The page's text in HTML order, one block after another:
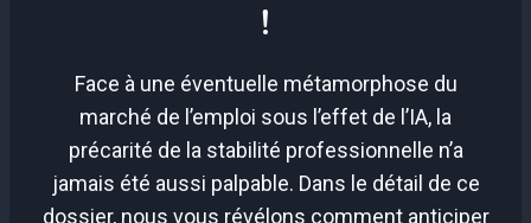
!
Face à une éventuelle métamorphose du
marché de l’emploi sous l’effet de l’IA, la
précarité de la stabilité professionnelle n’a
jamais été aussi palpable. Dans le détail de ce
dossier, nous vous révélons comment anticiper